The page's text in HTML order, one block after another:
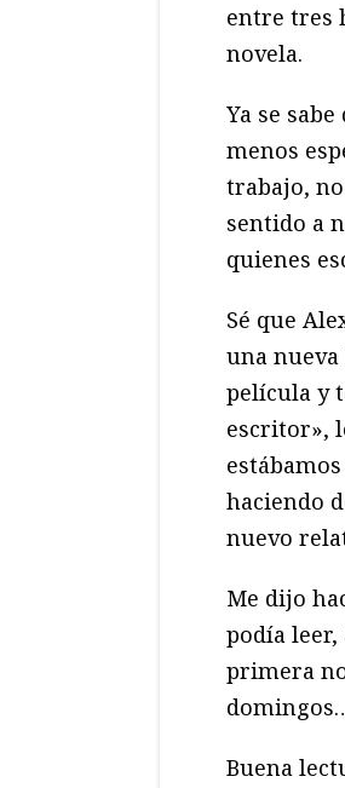
entre tres
novela.
Ya se
menos
trabajo,
sentido a
quienes
Sé que
una
película y
escritor»,
haciendo
nuevo
Me dijo
podía
primera
Buena